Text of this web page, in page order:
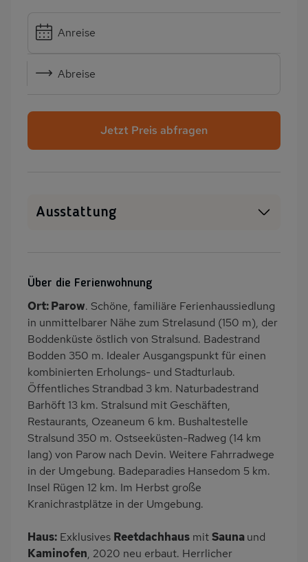
Anreise
Abreise
Jetzt Preis abfragen
Ausstattung
Waschmaschine
barrierefreundlich
Garten
Terrasse
Grill
PKW-Parkplatz
Reetdach
Dusche/WC
Küche
Herd (4 Kochfelder)
Backofen
Geschirrspülmaschine
Kühlschrank
Mikrowelle
Meerblick/Seeblick
Ruhige Lage
Kinderhochstuhl
Nichtraucher
freistehend
Internet
Terrassenmöbel
Bad mit Dusche und
Badewanne
Über die Ferienwohnung
Ort: Parow. Schöne, familiäre Ferienhaussiedlung
in unmittelbarer Nähe zum Strelasund (150 m), der
Boddenküste östlich von Stralsund. Badestrand
Bodden 350 m. Idealer Ausgangspunkt für einen
kombinierten Erholungs- und Stadturlaub.
Öffentliches Strandbad 3 km. Naturbadestrand
Barhöft 13 km. Stralsund mit Geschäften,
Restaurants, Ozeaneum 6 km. Bushaltestelle
Stralsund 350 m. Ostseeküsten-Radweg (14 km
lang) von Parow nach Devin. Weitere Fahrradwege
in der Umgebung. Badeparadies Hansedom 5 km.
Insel Rügen 12 km. Im Herbst große
Kranichrastplätze in der Umgebung.
Haus: Exklusives Reetdachhaus mitSaunaund
Kaminofen, 2020 neu erbaut. Herrlicher